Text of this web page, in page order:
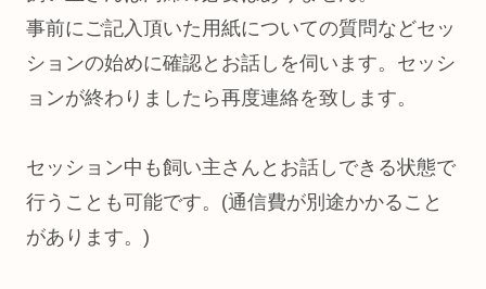
事前にご記入頂いた用紙についての質問などセッ
ションの始めに確認とお話しを伺います。セッシ
ョンが終わりましたら再度連絡を致します。
セッション中も飼い主さんとお話しできる状態で
行うことも可能です。(通信費が別途かかること
があります。)